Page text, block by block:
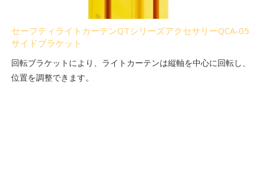
セーフティライトカーテンQTシリーズアクセサリーQCA-05
サイドブラケット
回転ブラケットにより、ライトカーテンは縦軸を中心に回転し、
位置を調整できます。